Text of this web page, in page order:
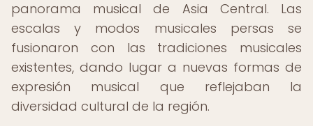
panorama musical de Asia Central. Las
escalas y modos musicales persas se
fusionaron con las tradiciones musicales
existentes, dando lugar a nuevas formas de
expresión musical que reflejaban la
diversidad cultural de la región.